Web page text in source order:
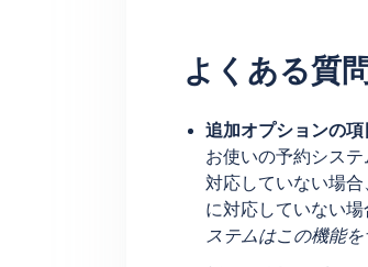
よくある質問
追加オプションの
お使いの予約シス
対応していない場
に対応していない
ステムはこの機能